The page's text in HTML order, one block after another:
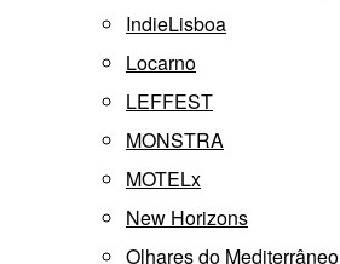
IndieLisboa
Locarno
LEFFEST
MONSTRA
MOTELx
New Horizons
Olhares do